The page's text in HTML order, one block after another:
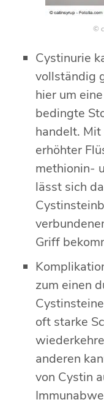
©
Cystinurie
vollständig
hier um
bedingte
handelt.
erhöhter
methionin-
lässt sich
Griff
zum einen
oft starke
anderen
von Cystin